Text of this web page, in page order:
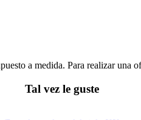
a medida. Para realizar una
Tal vez le guste